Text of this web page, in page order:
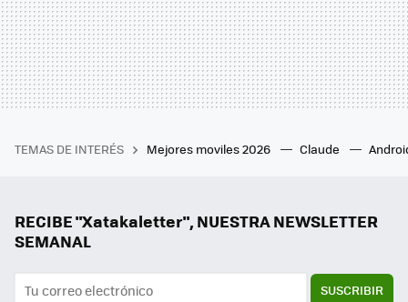
TEMAS DE INTERÉS Mejores moviles 2026 Claude
RECIBE "Xatakaletter", NUESTRA NEWSLETTER
SEMANAL
SUSCRIBIR